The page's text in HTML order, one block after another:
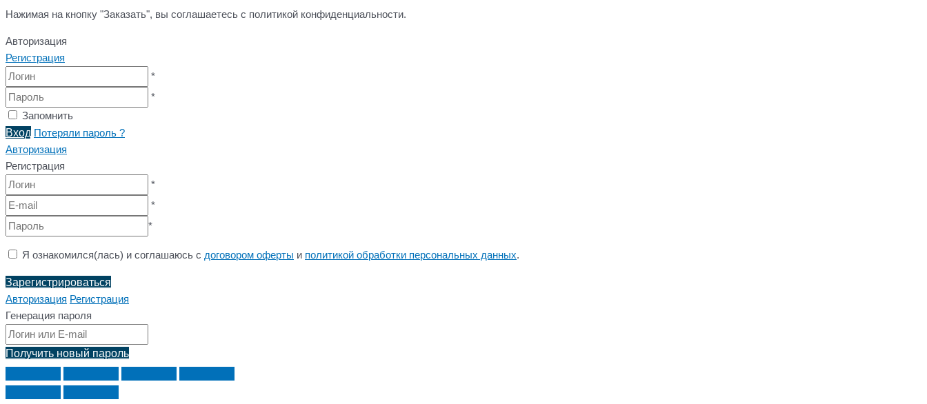
Нажимая на кнопку "Заказать", вы соглашаетесь с политикой конфиденциальности.
Авторизация
Регистрация
*
*
Запомнить
Вход Потеряли пароль ?
Авторизация
Регистрация
*
*
*
Я ознакомился(лась) и соглашаюсь с договором оферты и политикой обработки персональных данных.
Зарегистрироваться
Авторизация Регистрация
Генерация пароля
Получить новый пароль